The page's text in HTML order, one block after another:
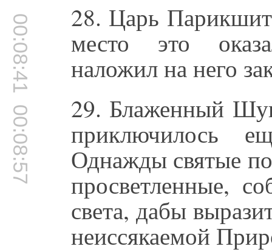
00:08:41 28. Царь
место это
наложил на него
00:08:57 29. Блаженный
приключилось
Однажды святые
просветленные,
света, дабы
неиссякаемой